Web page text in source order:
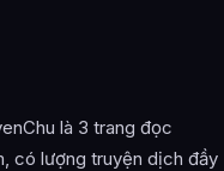
là 3 trang đọc
có lượng truyện dịch đầy